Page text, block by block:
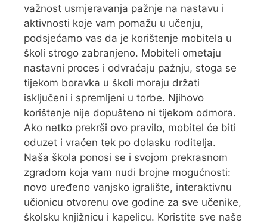
važnost usmjeravanja pažnje na nastavu i
aktivnosti koje vam pomažu u učenju,
podsjećamo vas da je korištenje mobitela u
školi strogo zabranjeno. Mobiteli ometaju
nastavni proces i odvraćaju pažnju, stoga se
tijekom boravka u školi moraju držati
isključeni i spremljeni u torbe. Njihovo
korištenje nije dopušteno ni tijekom odmora.
Ako netko prekrši ovo pravilo, mobitel će biti
oduzet i vraćen tek po dolasku roditelja.
Naša škola ponosi se i svojom prekrasnom
zgradom koja vam nudi brojne mogućnosti:
novo uređeno vanjsko igralište, interaktivnu
učionicu otvorenu ove godine za sve učenike,
školsku knjižnicu i kapelicu. Koristite sve naše